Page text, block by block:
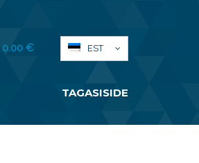
0.00 € EST
TAGASISIDE